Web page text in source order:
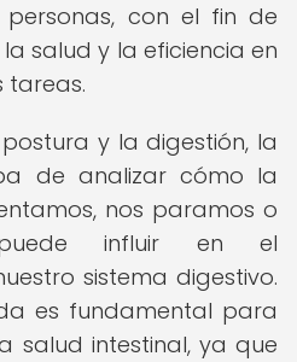
con el fin de
salud y la eficiencia en
tareas.
y la digestión, la
de analizar cómo la
nos paramos o
influir en el
sistema digestivo.
es fundamental para
salud intestinal, ya que